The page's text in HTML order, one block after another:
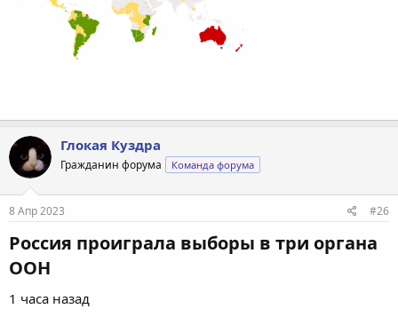
Глокая Куздра
Гражданин форума Команда форума
8 Апр 2023 #26
Россия проиграла выборы в три органа
ООН​
1 часа назад